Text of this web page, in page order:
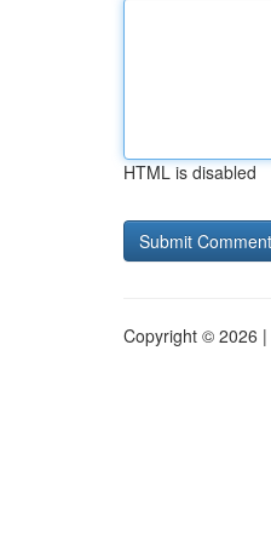
HTML is disabled
Copyright © 2026 |